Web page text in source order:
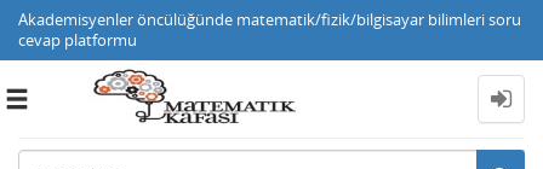
Akademisyenler öncülüğünde matematik/fizik/bilgisayar bilimleri soru
cevap platformu
Toggle